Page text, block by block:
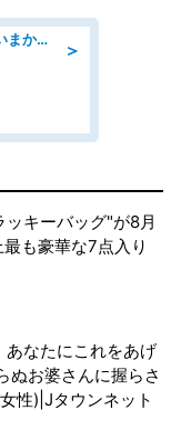
＞
ホールスタッフ/週2日～OK!嬉しいまかない付き/岡山県/浅口郡里庄町
キーバッグ"が8月
も豪華な7点入り
あなたにこれをあげ
ぬお婆さんに握らさ
性)|Jタウンネット